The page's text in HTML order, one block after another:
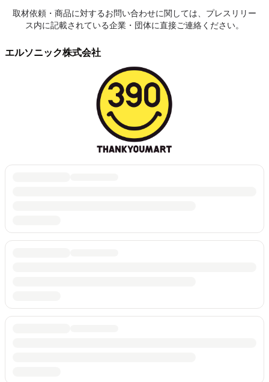
取材依頼・商品に対するお問い合わせに関しては、プレスリリー
ス内に記載されている企業・団体に直接ご連絡ください。
エルソニック株式会社